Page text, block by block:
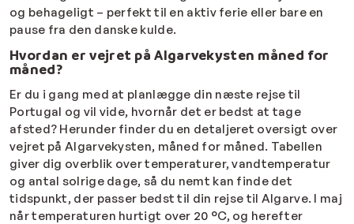
og behageligt – perfekt til en aktiv ferie eller bare en
pause fra den danske kulde.
Hvordan er vejret på Algarvekysten måned for
måned?
Er du i gang med at planlægge din næste rejse til
Portugal og vil vide, hvornår det er bedst at tage
afsted? Herunder finder du en detaljeret oversigt over
vejret på Algarvekysten, måned for måned. Tabellen
giver dig overblik over temperaturer, vandtemperatur
og antal solrige dage, så du nemt kan finde det
tidspunkt, der passer bedst til din rejse til Algarve. I maj
når temperaturen hurtigt over 20 °C, og herefter